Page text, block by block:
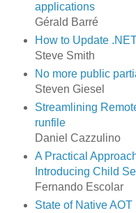
applications
Gérald Barré
How to Update
Steve Smith
No more public
Steven Giesel
Streamlining
runfile
Daniel Cazzulino
A Practical
Introducing Child
Fernando Escolar
State of Native